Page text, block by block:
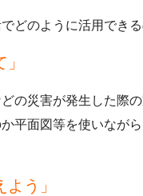
どのように活用でき
の災害が発生した際
平面図等を使いなが
う」